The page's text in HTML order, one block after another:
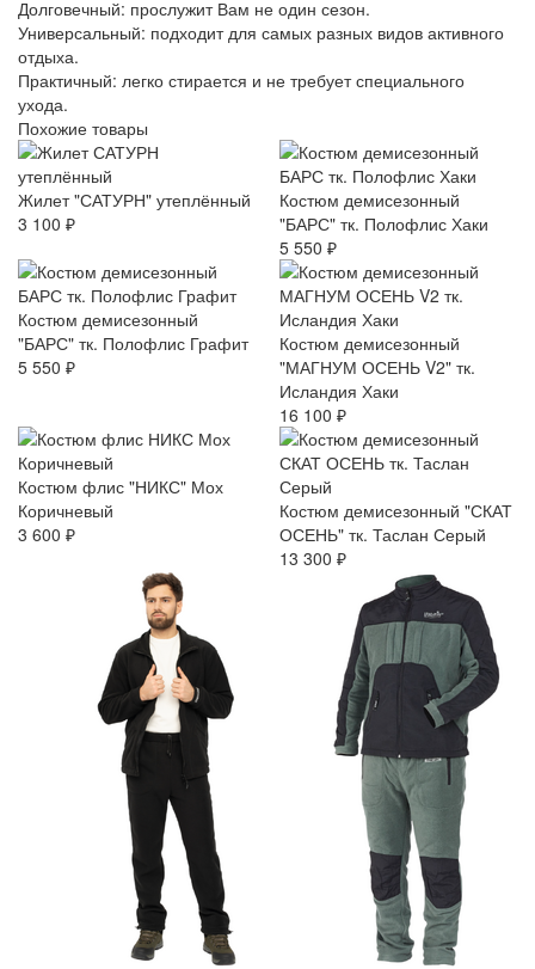
Долговечный: прослужит Вам не один сезон.
Универсальный: подходит для самых разных видов активного
отдыха.
Практичный: легко стирается и не требует специального
ухода.
Похожие товары
Жилет "САТУРН" утеплённый
3 100 ₽
Костюм демисезонный
"БАРС" тк. Полофлис Хаки
5 550 ₽
Костюм демисезонный
"БАРС" тк. Полофлис Графит
5 550 ₽
Костюм демисезонный
"МАГНУМ ОСЕНЬ V2" тк.
Исландия Хаки
16 100 ₽
Костюм флис "НИКС" Мох
Коричневый
3 600 ₽
Костюм демисезонный "СКАТ
ОСЕНЬ" тк. Таслан Серый
13 300 ₽